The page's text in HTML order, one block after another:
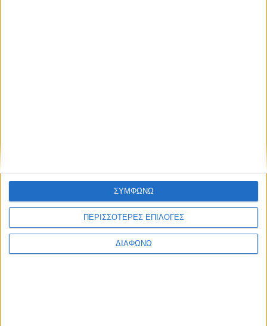
ΠΕΡΙΣΣΟΤΕΡΕΣ ΕΠΙΛΟΓΕΣ
ΔΙΑΦΩΝΩ
ΣΥΜΦΩΝΩ